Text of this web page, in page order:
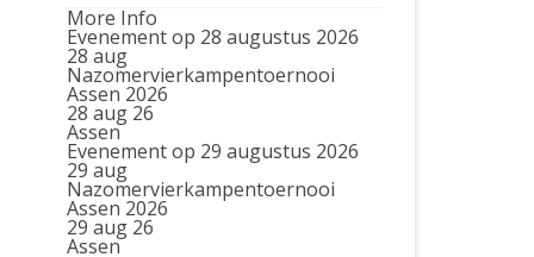
More Info
Evenement op 28 augustus 2026
28 aug
Nazomervierkampentoernooi
Assen 2026
28 aug 26
Assen
Evenement op 29 augustus 2026
29 aug
Nazomervierkampentoernooi
Assen 2026
29 aug 26
Assen